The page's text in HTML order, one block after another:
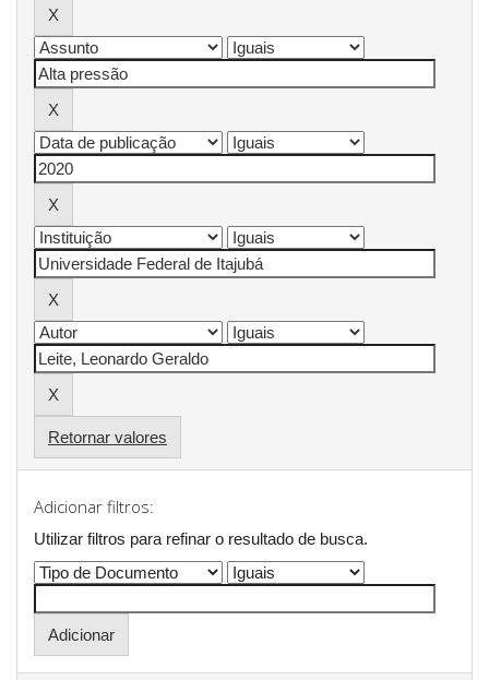
Retornar valores
Adicionar filtros:
Utilizar filtros para refinar o resultado de busca.